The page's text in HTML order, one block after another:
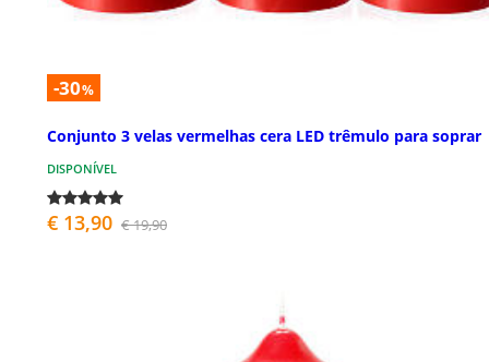
-30%
Conjunto 3 velas vermelhas cera LED trêmulo para soprar
DISPONÍVEL
€ 13,90 € 19,90